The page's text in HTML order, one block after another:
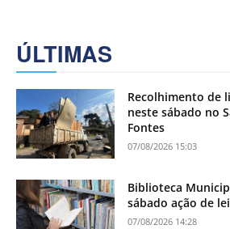
ÚLTIMAS
Recolhimento de
neste sábado no
Fontes
07/08/2026 15:03
Biblioteca
sábado ação de
07/08/2026 14:28